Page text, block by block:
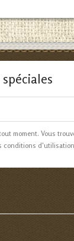
spéciales
moment. Vous
conditions